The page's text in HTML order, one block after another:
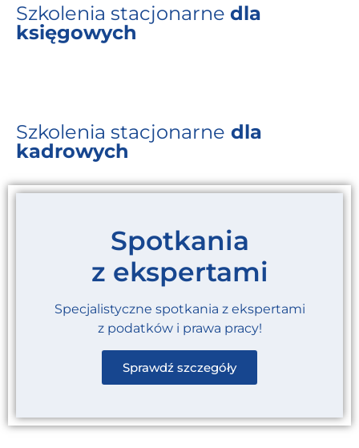
Szkolenia stacjonarne dla
księgowych
Szkolenia stacjonarne dla
kadrowych
Spotkania
z ekspertami
Specjalistyczne spotkania z ekspertami
z podatków i prawa pracy!
Sprawdź szczegóły